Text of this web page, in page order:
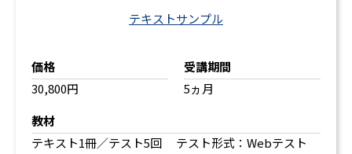
テキストサンプル
価格
30,800円
受講期間
5ヵ月
教材
テキスト1冊／テスト5回 テスト形式：Webテスト